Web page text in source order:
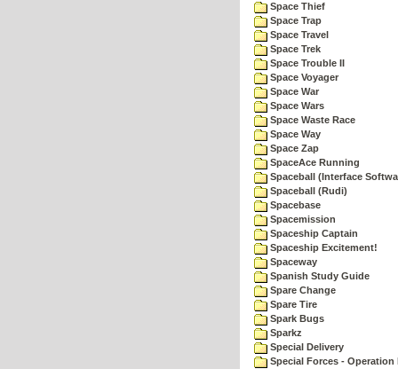
Space Thief
Space Trap
Space Travel
Space Trek
Space Trouble II
Space Voyager
Space War
Space Wars
Space Waste Race
Space Way
Space Zap
SpaceAce Running
Spaceball (Interface
Spaceball (Rudi)
Spacebase
Spacemission
Spaceship Captain
Spaceship Excitement!
Spaceway
Spanish Study Guide
Spare Change
Spare Tire
Spark Bugs
Sparkz
Special Delivery
Special Forces - Operation